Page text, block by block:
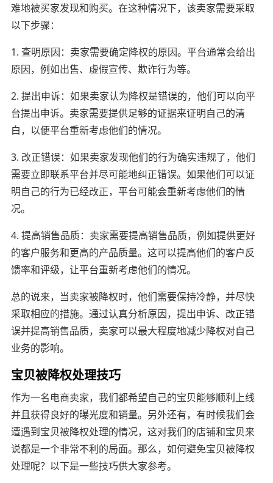
难地被买家发现和购买。在这种情况下，该卖家需要采取
以下步骤：
1. 查明原因：卖家需要确定降权的原因。平台通常会给出
原因，例如出售、虚假宣传、欺诈行为等。
2. 提出申诉：如果卖家认为降权是错误的，他们可以向平
台提出申诉。卖家需要提供足够的证据来证明自己的清
白，以便平台重新考虑他们的情况。
3. 改正错误：如果卖家发现他们的行为确实违规了，他们
需要立即联系平台并尽可能地纠正错误。如果他们可以证
明自己的行为已经改正，平台可能会重新考虑他们的情
况。
4. 提高销售品质：卖家需要提高销售品质，例如提供更好
的客户服务和更高的产品质量。这可以提高他们的客户反
馈率和评级，让平台重新考虑他们的情况。
总的说来，当卖家被降权时，他们需要保持冷静，并尽快
采取相应的措施。通过认真分析原因，提出申诉、改正错
误并提高销售品质，卖家可以最大程度地减少降权对自己
业务的影响。
宝贝被降权处理技巧
作为一名电商卖家，我们都希望自己的宝贝能够顺利上线
并且获得良好的曝光度和销量。另外还有，有时候我们会
遭遇到宝贝被降权处理的情况，这对我们的店铺和宝贝来
说都是一个非常不利的局面。那么，如何避免宝贝被降权
处理呢？以下是一些技巧供大家参考。